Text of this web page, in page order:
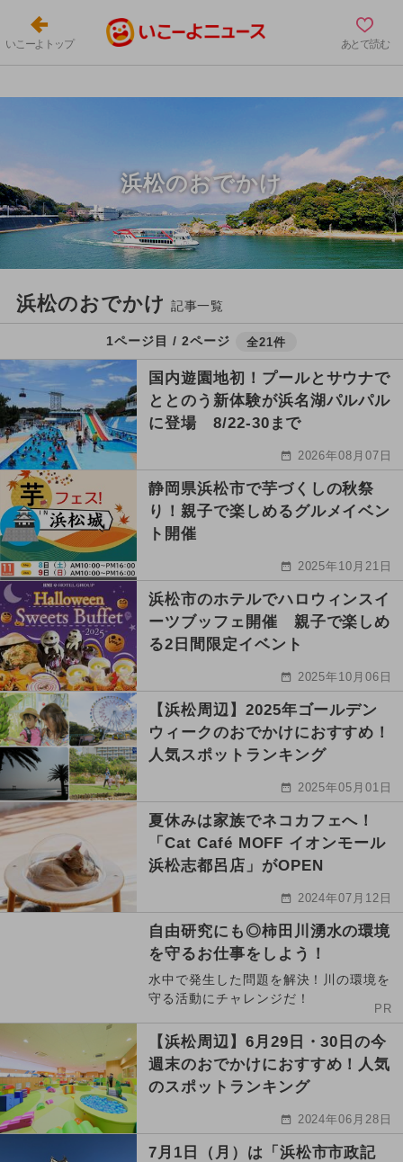
いこーよトップ あとで読む
浜松のおでかけ
浜松のおでかけ 記事一覧
1ページ目 / 2ページ 全21件
国内遊園地初！プールとサウナで
ととのう新体験が浜名湖パルパル
に登場 8/22-30まで
2026年08月07日
静岡県浜松市で芋づくしの秋祭
り！親子で楽しめるグルメイベン
ト開催
2025年10月21日
浜松市のホテルでハロウィンスイ
ーツブッフェ開催 親子で楽しめ
る2日間限定イベント
2025年10月06日
【浜松周辺】2025年ゴールデン
ウィークのおでかけにおすすめ！
人気スポットランキング
2025年05月01日
夏休みは家族でネコカフェへ！
「Cat Café MOFF イオンモール
浜松志都呂店」がOPEN
2024年07月12日
自由研究にも◎柿田川湧水の環境
を守るお仕事をしよう！
水中で発生した問題を解決！川の環境を
守る活動にチャレンジだ！
PR
【浜松周辺】6月29日・30日の今
週末のおでかけにおすすめ！人気
のスポットランキング
2024年06月28日
7月1日（月）は「浜松市市政記